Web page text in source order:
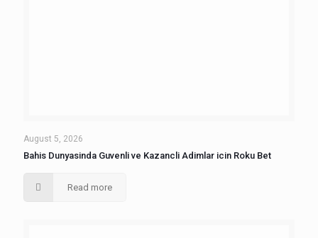
August 5, 2026
Bahis Dunyasinda Guvenli ve Kazancli Adimlar icin Roku Bet
Read more